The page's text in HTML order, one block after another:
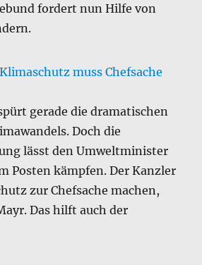
fordert nun Hilfe von
muss Chefsache
gerade die dramatischen
Doch die
lässt den Umweltminister
Posten kämpfen. Der Kanzler
zur Chefsache machen,
Das hilft auch der